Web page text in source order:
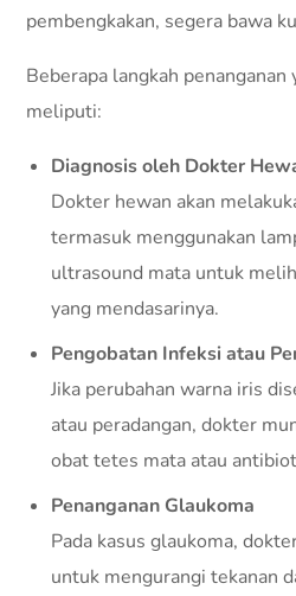
pembengkakan, segera bawa
Beberapa langkah penanganan
meliputi:
Diagnosis oleh Dokter
Dokter hewan akan
termasuk menggunakan
ultrasound mata untuk
yang mendasarinya.
Pengobatan Infeksi atau
Jika perubahan warna iris
atau peradangan, dokter
obat tetes mata atau
Penanganan Glaukoma
Pada kasus glaukoma,
untuk mengurangi tekanan